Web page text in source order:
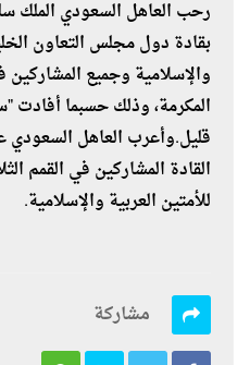
رحب العاهل السعودي الملك
بقادة دول مجلس التعاون
والإسلامية وجميع
المكرمة، وذلك حسبما
قليل.وأعرب العاهل السعودي
القادة المشاركين في القمم
للأمتين العربية والإسلامية.
مشاركة